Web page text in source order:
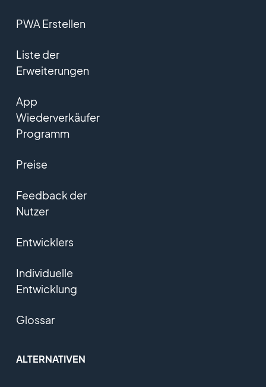
PWA Erstellen
Liste der
Erweiterungen
App
Wiederverkäufer
Programm
Preise
Feedback der
Nutzer
Entwicklers
Individuelle
Entwicklung
Glossar
ALTERNATIVEN